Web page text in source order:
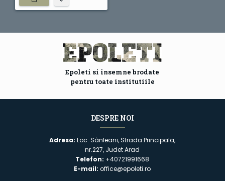
Epoleti si insemne brodate
pentru toate institutiile
DESPRE NOI
Adresa:Loc. Sânleani, Strada Principala,
nr.227, Judet Arad
Telefon: +40721991668
E-mail: office@epoleti.ro